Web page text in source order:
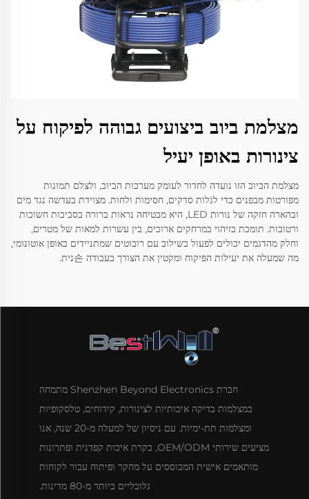
מצלמת ביוב ביצועים גבוהה לפיקוח על
צינורות באופן יעיל
מצלמת הביוב הזו נועדה לחדור לעומק מערכות הביוב, ולצלם תמונות
מפורטות מבפנים כדי לגלות סדקים, חסימות ולחות. מצוידת בעדשה נגד מים
ובהארה חזקה של נורות LED, היא מבטיחה נראות ברורה בסביבות חשוכות
ורטובות. תומכת בזיהוי במרחקים ארוכים, בין עשרות למאות של מטרים,
וחלק מהדגמים יכולים לפעול בשילוב עם רובוטים שמתניידים באופן אוטונומי,
מה שמעלה את יעילות הפיקוח ומקטין את הצורך בעבודה 손נית.
חברת Shenzhen Beyond Electronics מתמחה
במצלמות בדיקה איכותיות לצינורות, קידוחים, טלסקופיות
ומצלמות תת-ימיות. עם ניסיון של למעלה מ-20 שנה, אנו
מציעים שירותי OEM/ODM, בקרת איכות קפדנית ופתרונות
מותאמים אישית המבוססים על מחקר ופיתוח עבור לקוחות
גלובליים ביותר מ-80 מדינות.